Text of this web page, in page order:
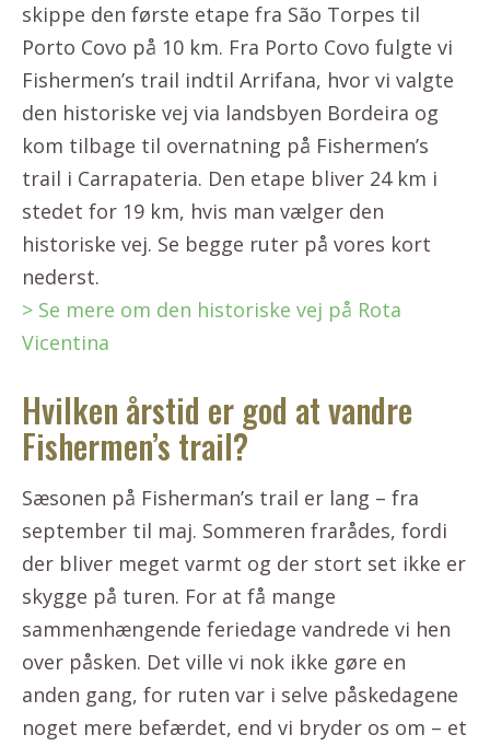
skippe den første etape fra São Torpes til
Porto Covo på 10 km. Fra Porto Covo fulgte vi
Fishermen’s trail indtil Arrifana, hvor vi valgte
den historiske vej via landsbyen Bordeira og
kom tilbage til overnatning på Fishermen’s
trail i Carrapateria. Den etape bliver 24 km i
stedet for 19 km, hvis man vælger den
historiske vej. Se begge ruter på vores kort
nederst.
> Se mere om den historiske vej på Rota
Vicentina
Hvilken årstid er god at vandre
Fishermen’s trail?
Sæsonen på Fisherman’s trail er lang – fra
september til maj. Sommeren frarådes, fordi
der bliver meget varmt og der stort set ikke er
skygge på turen. For at få mange
sammenhængende feriedage vandrede vi hen
over påsken. Det ville vi nok ikke gøre en
anden gang, for ruten var i selve påskedagene
noget mere befærdet, end vi bryder os om – et